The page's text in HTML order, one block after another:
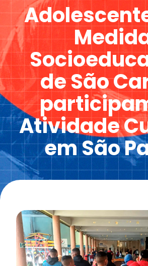
de São
Atividade
em São